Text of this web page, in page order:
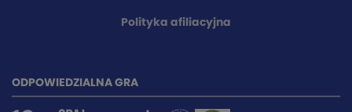
Polityka afiliacyjna
ODPOWIEDZIALNA GRA